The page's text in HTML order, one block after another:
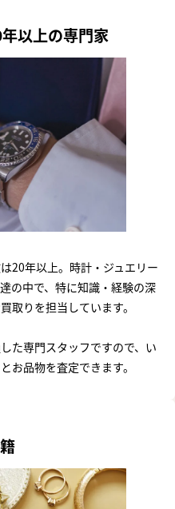
以上の専門家
20年以上。時計・ジュエリー
の中で、特に知識・経験の深
取りを担当しています。
た専門スタッフですので、い
お品物を査定できます。